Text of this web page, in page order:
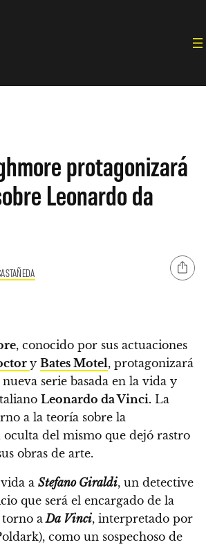
protagonizará
Leonardo da
, conocido por sus actuaciones
y Bates Motel, protagonizará
serie basada en la vida y
Leonardo da Vinci. La
a la teoría sobre la
del mismo que dejó rastro
obras de arte.
a Stefano Giraldi, un detective
que será el encargado de la
aDa Vinci, interpretado por
como un sospechoso de